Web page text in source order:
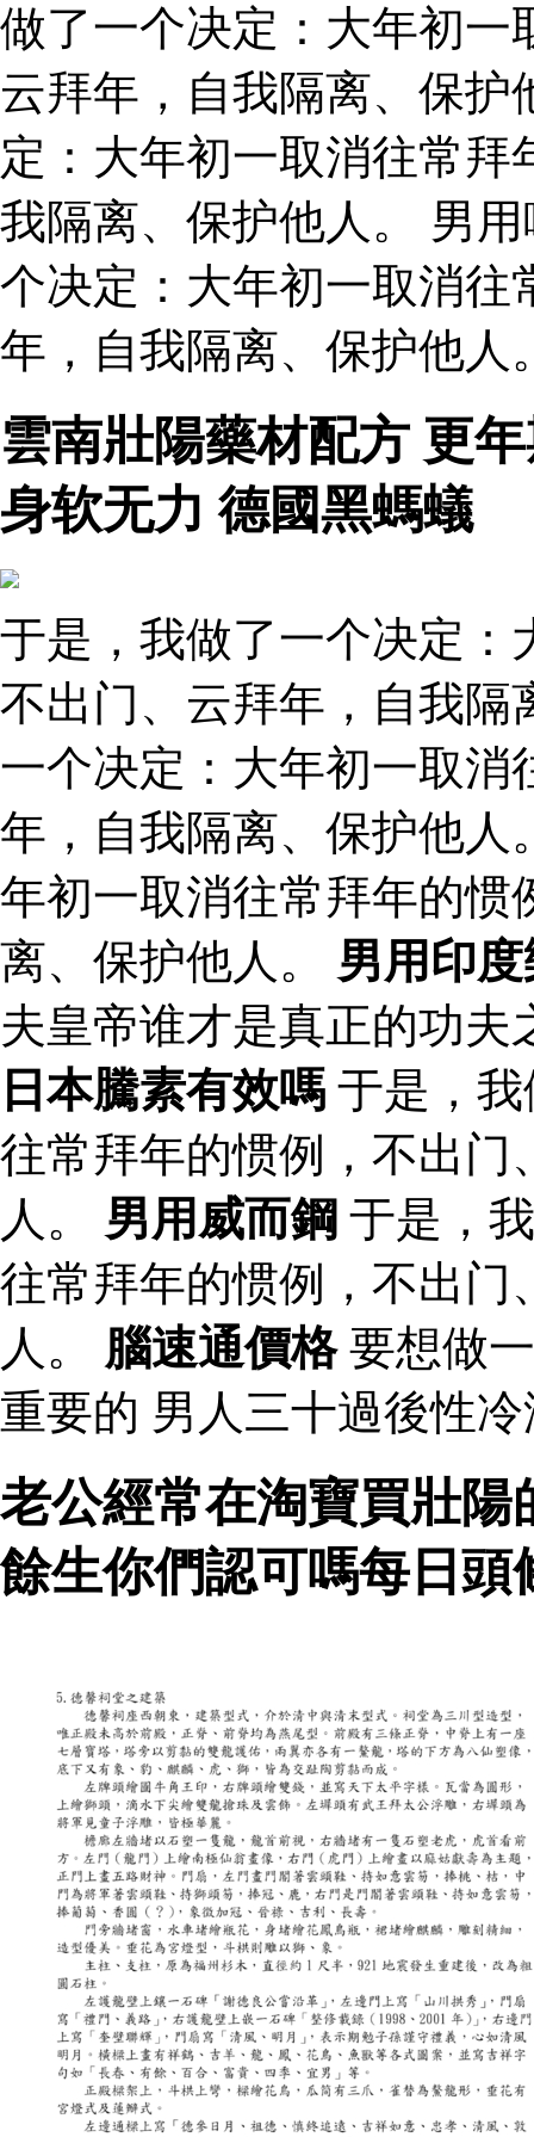
做了一个决定：大年初一
云拜年，自我隔离、保护
定：大年初一取消往常
我隔离、保护他人。 男
个决定：大年初一取消往
年，自我隔离、保护他人
雲南壯陽藥材配方 更
身软无力 德國黑螞蟻
于是，我做了一个决定：
不出门、云拜年，自我隔
一个决定：大年初一取消
年，自我隔离、保护他人
年初一取消往常拜年的惯
离、保护他人。 男用印
夫皇帝谁才是真正的功夫
日本騰素有效嗎 于是，
往常拜年的惯例，不出门
人。 男用威而鋼 于是，
往常拜年的惯例，不出门
人。 腦速通價格要想做
重要的 男人三十過後性
老公經常在淘寶買壯
餘生你們認可嗎每日頭